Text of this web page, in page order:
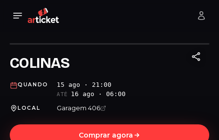
COLINAS
QUANDO 15 ago · 21:00
ATÉ 16 ago · 06:00
LOCAL Garagem 406
Comprar agora